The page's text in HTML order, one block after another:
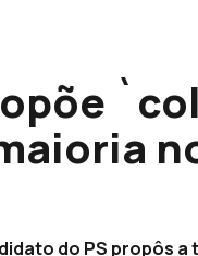
do PS propôs a